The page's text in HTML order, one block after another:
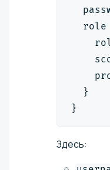
role
  }
}
Здесь: